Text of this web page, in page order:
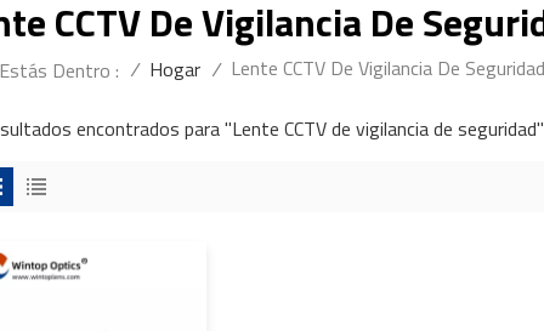
CCTV De Vigilancia De
Dentro : / Hogar / Lente CCTV De Vigilancia De Seguridad
encontrados para "Lente CCTV de vigilancia de seguridad"